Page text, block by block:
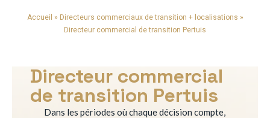
Accueil » Directeurs commerciaux de transition + localisations »
Directeur commercial de transition Pertuis
Directeur commercial
de transition Pertuis
Dans les périodes où chaque décision compte,